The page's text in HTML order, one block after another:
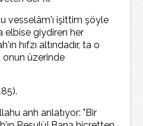
vesselâm'ı işittim şöyle
elbise giydiren her
hıfzı altındadır, ta o
üzerinde
anh anlatıyor: "Bir